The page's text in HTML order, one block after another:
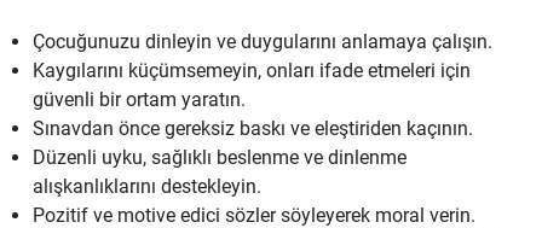
Çocuğunuzu dinleyin ve duygularını anlamaya çalışın.
Kaygılarını küçümsemeyin, onları ifade etmeleri için
güvenli bir ortam yaratın.
Sınavdan önce gereksiz baskı ve eleştiriden kaçının.
Düzenli uyku, sağlıklı beslenme ve dinlenme
alışkanlıklarını destekleyin.
Pozitif ve motive edici sözler söyleyerek moral verin.